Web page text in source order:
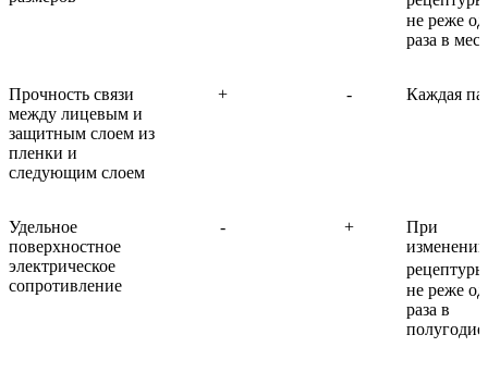
не реже
раза в
Прочность связи
между лицевым и
защитным слоем из
пленки и
следующим слоем
+ - Каждая
Удельное
поверхностное
электрическое
сопротивление
- +
При
изменении
не реже
раза в
полугодие